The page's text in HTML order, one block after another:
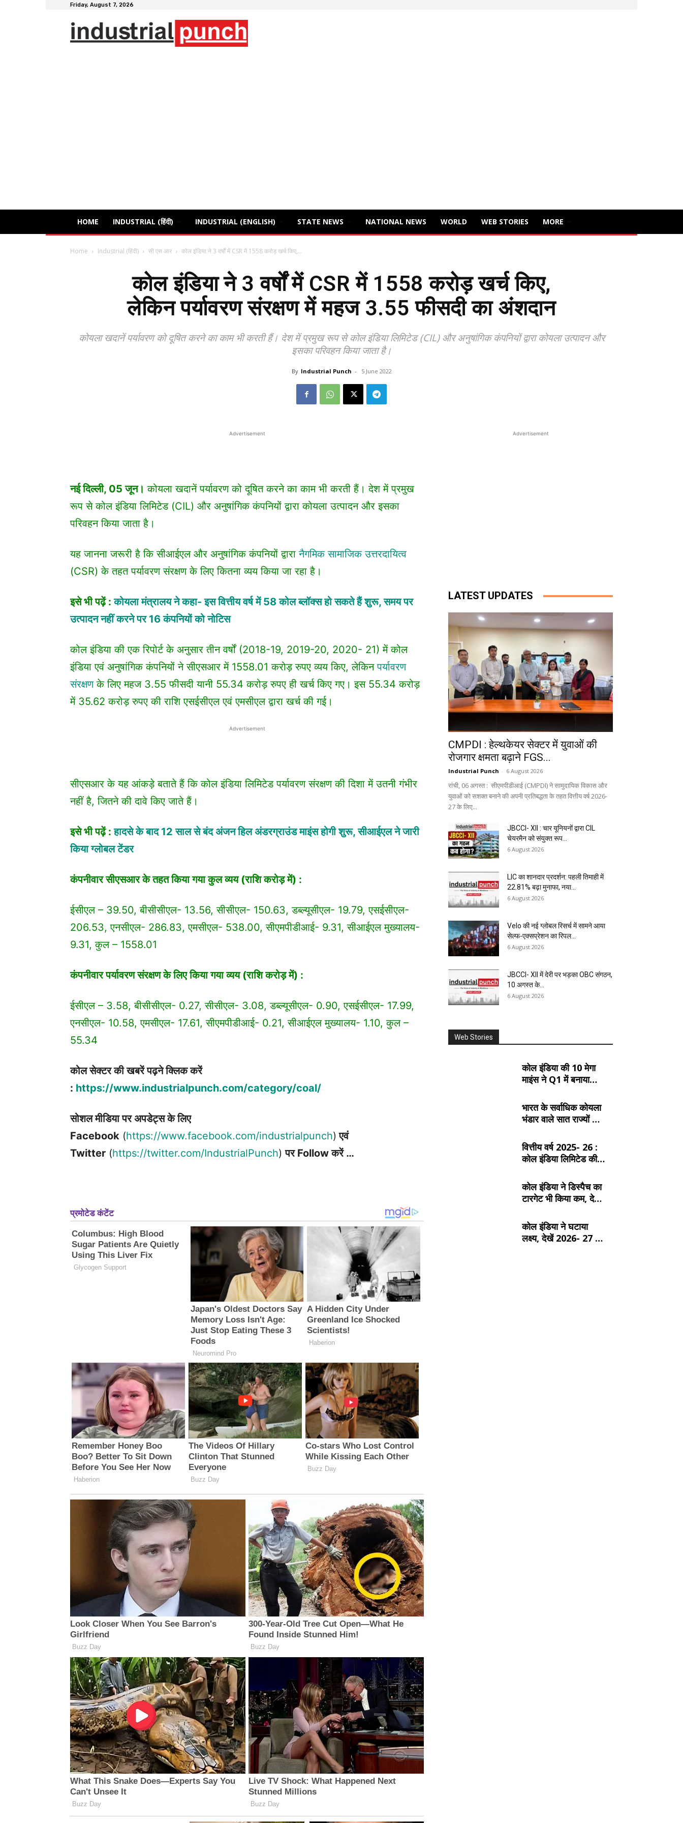
Friday, August 7, 2026
HOME INDUSTRIAL (हिंदी) INDUSTRIAL (ENGLISH) STATE NEWS NATIONAL NEWS WORLD WEB STORIES MORE
Home Industrial (हिंदी) सी एस आर कोल इंडिया ने 3 वर्षों में CSR में 1558 करोड़ खर्च किए,...
कोल इंडिया ने 3 वर्षों में CSR में 1558 करोड़ खर्च किए,
लेकिन पर्यावरण संरक्षण में महज 3.55 फीसदी का अंशदान
कोयला खदानें पर्यावरण को दूषित करने का काम भी करती हैं। देश में प्रमुख रूप से कोल इंडिया लिमिटेड (CIL) और अनुषांगिक कंपनियों द्वारा कोयला उत्पादन और
इसका परिवहन किया जाता है।
By Industrial Punch - 5 June 2022
Advertisement
नई दिल्ली, 05 जून। कोयला खदानें पर्यावरण को दूषित करने का काम भी करती हैं। देश में प्रमुख
रूप से कोल इंडिया लिमिटेड (CIL) और अनुषांगिक कंपनियों द्वारा कोयला उत्पादन और इसका
परिवहन किया जाता है।
यह जानना जरूरी है कि सीआईएल और अनुषांगिक कंपनियों द्वारानैगमिक सामाजिक उत्तरदायित्व
(CSR) के तहत पर्यावरण संरक्षण के लिए कितना व्यय किया जा रहा है।
इसे भी पढ़ें :कोयला मंत्रालय ने कहा- इस वित्तीय वर्ष में 58 कोल ब्लॉक्स हो सकते हैं शुरू, समय पर
उत्पादन नहीं करने पर 16 कंपनियों को नोटिस
कोल इंडिया की एक रिपोर्ट के अनुसार तीन वर्षों (2018-19, 2019-20, 2020- 21) में कोल
इंडिया एवं अनुषांगिक कंपनियों ने सीएसआर में 1558.01 करोड़ रुपए व्यय किए, लेकिनपर्यावरण
संरक्षणके लिए महज 3.55 फीसदी यानी 55.34 करोड़ रुपए ही खर्च किए गए। इस 55.34 करोड़
में 35.62 करोड़ रुपए की राशि एसईसीएल एवं एमसीएल द्वारा खर्च की गई।
Advertisement
सीएसआर के यह आंकड़े बताते हैं कि कोल इंडिया लिमिटेड पर्यावरण संरक्षण की दिशा में उतनी गंभीर
नहीं है, जितने की दावे किए जाते हैं।
इसे भी पढ़ें :हादसे के बाद 12 साल से बंद अंजन हिल अंडरग्राउंड माइंस होगी शुरू, सीआईएल ने जारी
किया ग्लोबल टेंडर
कंपनीवार सीएसआर के तहत किया गया कुल व्यय (राशि करोड़ में) :
ईसीएल – 39.50, बीसीसीएल- 13.56, सीसीएल- 150.63, डब्ल्यूसीएल- 19.79, एसईसीएल-
206.53, एनसीएल- 286.83, एमसीएल- 538.00, सीएमपीडीआई- 9.31, सीआईएल मुख्यालय-
9.31, कुल – 1558.01
कंपनीवार पर्यावरण संरक्षण के लिए किया गया व्यय (राशि करोड़ में) :
ईसीएल – 3.58, बीसीसीएल- 0.27, सीसीएल- 3.08, डब्ल्यूसीएल- 0.90, एसईसीएल- 17.99,
एनसीएल- 10.58, एमसीएल- 17.61, सीएमपीडीआई- 0.21, सीआईएल मुख्यालय- 1.10, कुल –
55.34
कोल सेक्टर की खबरें पढ़ने क्लिक करें
: https://www.industrialpunch.com/category/coal/
सोशल मीडिया पर अपडेट्स के लिए
Facebook (https://www.facebook.com/industrialpunch) एवं
Twitter (https://twitter.com/IndustrialPunch)पर Follow करें …
Advertisement
LATEST UPDATES
CMPDI : हेल्थकेयर सेक्टर में युवाओं की
रोजगार क्षमता बढ़ाने FGS...
Industrial Punch - 6 August 2026
रांची, 06 अगस्त : सीएमपीडीआई (CMPDI) ने सामुदायिक विकास और
युवाओं को सशक्त बनाने की अपनी प्रतिबद्धता के तहत वित्तीय वर्ष 2026-
27 के लिए...
JBCCI- XII : चार यूनियनों द्वारा CIL
चेयरमैन को संयुक्त रूप...
6 August 2026
LIC का शानदार प्रदर्शन: पहली तिमाही में
22.81% बढ़ा मुनाफा, नया...
6 August 2026
Velo की नई ग्लोबल रिसर्च में सामने आया
सेल्फ-एक्सप्रेशन का रिपल...
6 August 2026
JBCCI- XII में देरी पर भड़का OBC संगठन,
10 अगस्त के...
6 August 2026
Web Stories
कोल इंडिया की 10 मेगा
माइंस ने Q1 में बनाया
और MCL की खदानों का
दबदबा
भारत के सर्वाधिक कोयला
भंडार वाले सात राज्यों के
वित्तीय वर्ष 2025- 26 :
कोल इंडिया लिमिटेड की
कोल इंडिया ने डिस्पैच का
टारगेट भी किया कम, देखें
नया लक्ष्य
कोल इंडिया ने घटाया
लक्ष्य, देखें 2026- 27 का